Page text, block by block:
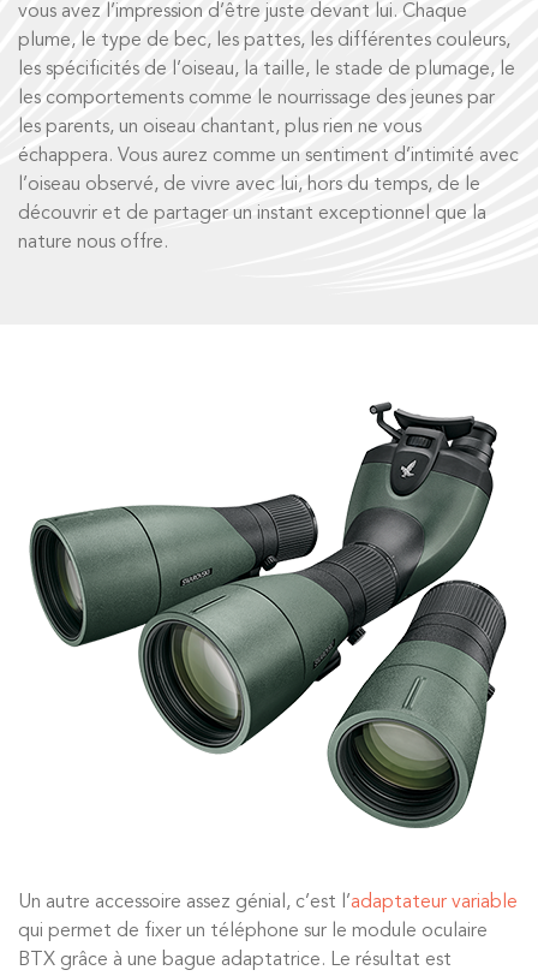
vous avez l’impression d’être juste devant lui. Chaque
plume, le type de bec, les pattes, les différentes couleurs,
les spécificités de l’oiseau, la taille, le stade de plumage, le
les comportements comme le nourrissage des jeunes par
les parents, un oiseau chantant, plus rien ne vous
échappera. Vous aurez comme un sentiment d’intimité avec
l’oiseau observé, de vivre avec lui, hors du temps, de le
découvrir et de partager un instant exceptionnel que la
nature nous offre.
Un autre accessoire assez génial, c’est l’adaptateur variable
qui permet de fixer un téléphone sur le module oculaire
BTX grâce à une bague adaptatrice. Le résultat est